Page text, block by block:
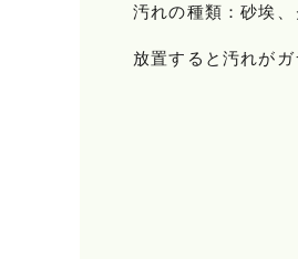
汚れの種類：砂埃
放置すると汚れが